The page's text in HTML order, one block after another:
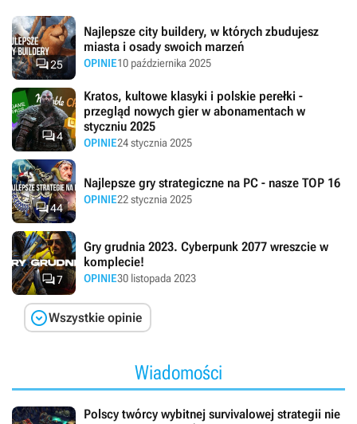
25
Najlepsze city buildery, w których zbudujesz
miasta i osady swoich marzeń
OPINIE10 października 2025
4
Kratos, kultowe klasyki i polskie perełki -
przegląd nowych gier w abonamentach w
styczniu 2025
OPINIE24 stycznia 2025
44
Najlepsze gry strategiczne na PC - nasze TOP 16
OPINIE22 stycznia 2025
7
Gry grudnia 2023. Cyberpunk 2077 wreszcie w
komplecie!
OPINIE30 listopada 2023
Wszystkie opinie
Wiadomości
Polscy twórcy wybitnej survivalowej strategii nie